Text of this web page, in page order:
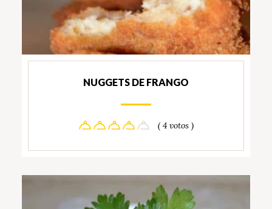
NUGGETS DE FRANGO
( 4 votos )